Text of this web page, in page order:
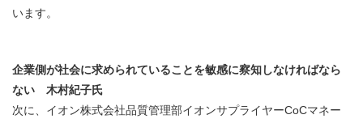
います。
企業側が社会に求められていることを敏感に察知しなければなら
ない 木村紀子氏
次に、イオン株式会社品質管理部イオンサプライヤーCoCマネー